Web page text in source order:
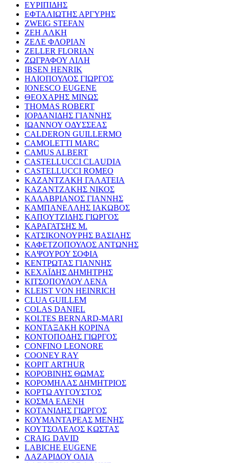
ΕΥΡΙΠΙΔΗΣ
ΕΦΤΑΛΙΩΤΗΣ ΑΡΓΥΡΗΣ
ZWEIG STEFAN
ΖΕΗ ΑΛΚΗ
ΖΕΛΕ ΦΛΟΡΙΑΝ
ZELLER FLORIAN
ΖΩΓΡΑΦΟΥ ΛΙΛΗ
IBSEN HENRIK
ΗΛΙΟΠΟΥΛΟΣ ΓΙΩΡΓΟΣ
IONESCO EUGENE
ΘΕΟΧΑΡΗΣ ΜΙΝΩΣ
THOMAS ROBERT
ΙΟΡΔΑΝΙΔΗΣ ΓΙΑΝΝΗΣ
ΙΩΑΝΝΟΥ ΟΔΥΣΣΕΑΣ
CALDERON GUILLERMO
CAMOLETTI MARC
CAMUS ALBERT
CASTELLUCCI CLAUDIA
CASTELLUCCI ROMEO
ΚΑΖΑΝΤΖΑΚΗ ΓΑΛΑΤΕΙΑ
ΚΑΖΑΝΤΖΑΚΗΣ ΝΙΚΟΣ
ΚΑΛΑΒΡΙΑΝΟΣ ΓΙΑΝΝΗΣ
ΚΑΜΠΑΝΕΛΛΗΣ ΙΑΚΩΒΟΣ
ΚΑΠΟΥΤΖΙΔΗΣ ΓΙΩΡΓΟΣ
ΚΑΡΑΓΑΤΣΗΣ Μ.
ΚΑΤΣΙΚΟΝΟΥΡΗΣ ΒΑΣΙΛΗΣ
ΚΑΦΕΤΖΟΠΟΥΛΟΣ ΑΝΤΩΝΗΣ
ΚΑΨΟΥΡΟΥ ΣΟΦΙΑ
ΚΕΝΤΡΩΤΑΣ ΓΙΑΝΝΗΣ
ΚΕΧΑΪΔΗΣ ΔΗΜΗΤΡΗΣ
ΚΙΤΣΟΠΟΥΛΟΥ ΛΕΝΑ
KLEIST VON HEINRICH
CLUA GUILLEM
COLAS DANIEL
KOLTES BERNARD-MARI
ΚΟΝΤΑΞΑΚΗ ΚΟΡΙΝΑ
ΚΟΝΤΟΠΟΔΗΣ ΓΙΩΡΓΟΣ
CONFINO LEONORE
COONEY RAY
KOPIT ARTHUR
ΚΟΡΟΒΙΝΗΣ ΘΩΜΑΣ
ΚΟΡΟΜΗΛΑΣ ΔΗΜΗΤΡΙΟΣ
ΚΟΡΤΩ ΑΥΓΟΥΣΤΟΣ
ΚΟΣΜΑ ΕΛΕΝΗ
ΚΟΤΑΝΙΔΗΣ ΓΙΩΡΓΟΣ
ΚΟΥΜΑΝΤΑΡΕΑΣ ΜΕΝΗΣ
ΚΟΥΤΣΟΛΕΛΟΣ ΚΩΣΤΑΣ
CRAIG DAVID
LABICHE EUGENE
ΛΑΖΑΡΙΔΟΥ ΟΛΙΑ